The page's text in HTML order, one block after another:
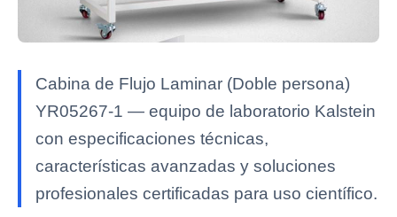
Cabina de Flujo Laminar (Doble persona)
YR05267-1 — equipo de laboratorio Kalstein
con especificaciones técnicas,
características avanzadas y soluciones
profesionales certificadas para uso científico.